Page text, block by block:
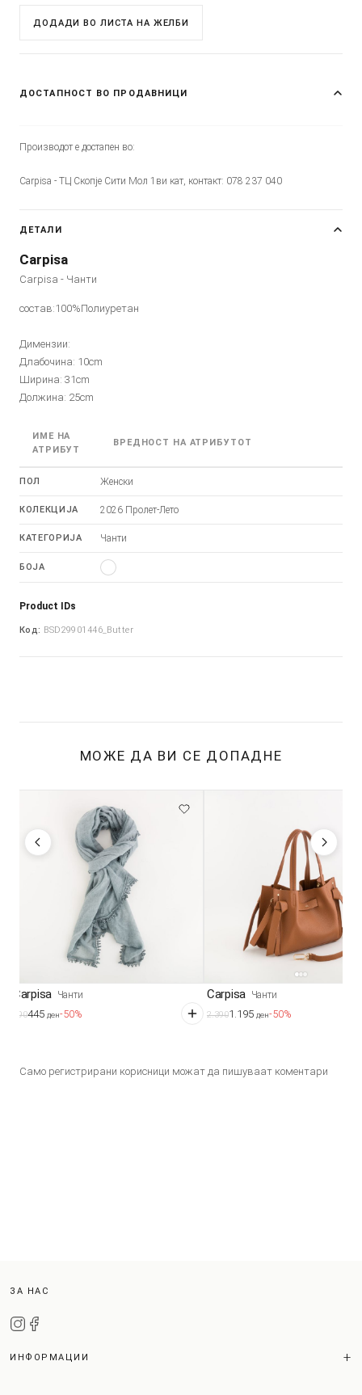
ДОДАДИ ВО ЛИСТА НА ЖЕЛБИ
ДОСТАПНОСТ ВО ПРОДАВНИЦИ
Производот е достапен во:
Carpisa - ТЦ Скопје Сити Мол 1ви кат, контакт: 078 237 040
ДЕТАЛИ
Carpisa
Carpisa - Чанти
состав:100%Полиуретан
Димензии:
Длабочина: 10cm
Ширина: 31cm
Должина: 25cm
ИМЕ НА
АТРИБУТ
ВРЕДНОСТ НА АТРИБУТОТ
ПОЛ Женски
КОЛЕКЦИЈА 2026 Пролет-Лето
КАТЕГОРИЈА Чанти
БОЈА
Product IDs
Код: BSD29901446_Butter
МОЖЕ ДА ВИ СЕ ДОПАДНЕ
Carpisa Чанти
890445 ден-50%
Carpisa Чанти
2.3901.195 ден-50%
Само регистрирани корисници можат да пишуваат коментари
ЗА НАС
ИНФОРМАЦИИ